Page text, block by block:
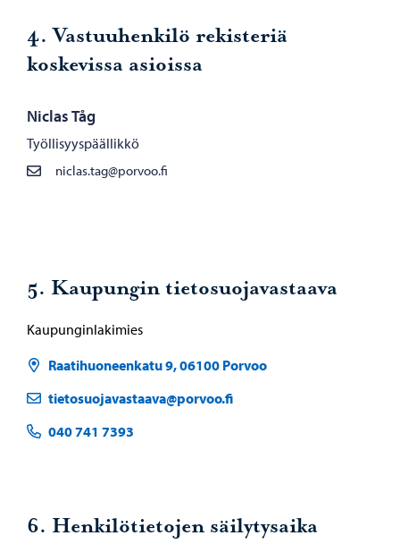
4. Vastuuhenkilö rekisteriä
koskevissa asioissa
Niclas Tåg
Työllisyyspäällikkö
niclas.tag@porvoo.fi
5. Kaupungin tietosuojavastaava
Kaupunginlakimies
Raatihuoneenkatu 9, 06100 Porvoo
tietosuojavastaava@porvoo.fi
040 741 7393
6. Henkilötietojen säilytysaika